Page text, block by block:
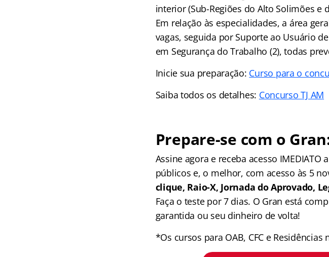
interior (Sub-Regiões do Alto Solimões e
Em relação às especialidades, a área
vagas, seguida por Suporte ao Usuário
em Segurança do Trabalho (2), todas
Inicie sua preparação: Curso para o
Saiba todos os detalhes: Concurso TJ AM
Prepare-se com o
Assine agora e receba acesso
públicos e, o melhor, com acesso às 5
clique, Raio-X, Jornada do Aprovado,
Faça o teste por 7 dias. O Gran está
garantida ou seu dinheiro de volta!
*Os cursos para OAB, CFC e